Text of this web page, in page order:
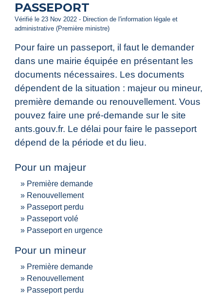
PASSEPORT
Vérifié le 23 Nov 2022 - Direction de l'information légale et
administrative (Première ministre)
Pour faire un passeport, il faut le demander
dans une mairie équipée en présentant les
documents nécessaires. Les documents
dépendent de la situation : majeur ou mineur,
première demande ou renouvellement. Vous
pouvez faire une pré-demande sur le site
ants.gouv.fr. Le délai pour faire le passeport
dépend de la période et du lieu.
Pour un majeur
Première demande
Renouvellement
Passeport perdu
Passeport volé
Passeport en urgence
Pour un mineur
Première demande
Renouvellement
Passeport perdu